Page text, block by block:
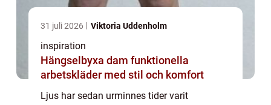
31 juli 2026 Viktoria Uddenholm
inspiration
Hängselbyxa dam funktionella
arbetskläder med stil och komfort
Ljus har sedan urminnes tider varit